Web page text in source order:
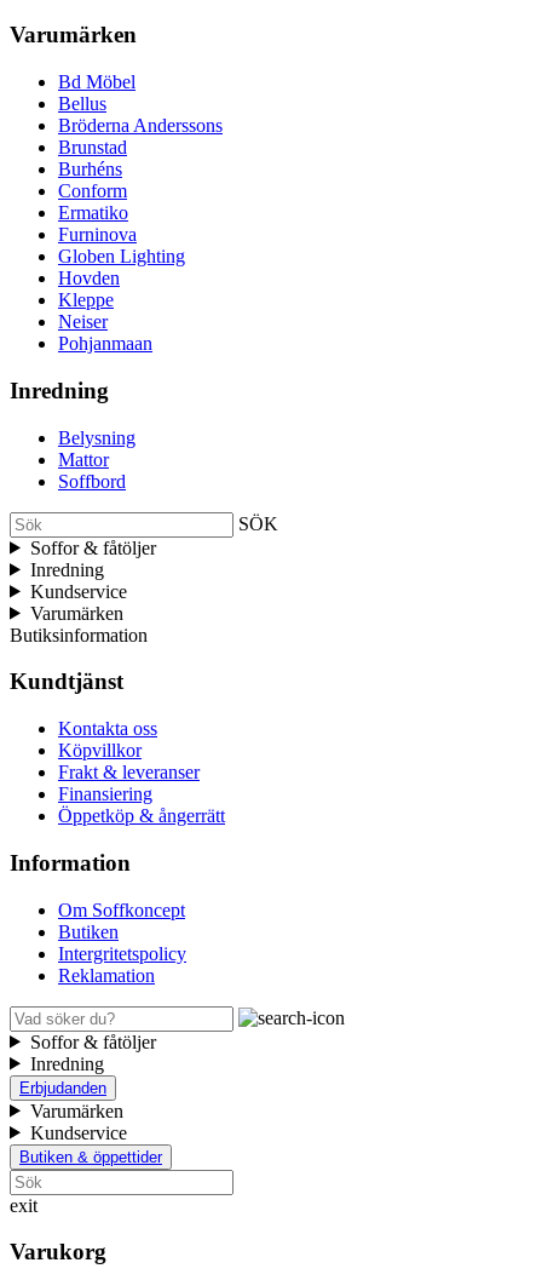
Varumärken
Bd Möbel
Bellus
Bröderna Anderssons
Brunstad
Burhéns
Conform
Ermatiko
Furninova
Globen Lighting
Hovden
Kleppe
Neiser
Pohjanmaan
Inredning
Belysning
Mattor
Soffbord
SÖK
Soffor & fåtöljer
Inredning
Kundservice
Varumärken
Butiksinformation
Kundtjänst
Kontakta oss
Köpvillkor
Frakt & leveranser
Finansiering
Öppetköp & ångerrätt
Information
Om Soffkoncept
Butiken
Intergritetspolicy
Reklamation
Soffor & fåtöljer
Inredning
Erbjudanden
Varumärken
Kundservice
Butiken & öppettider
exit
Varukorg